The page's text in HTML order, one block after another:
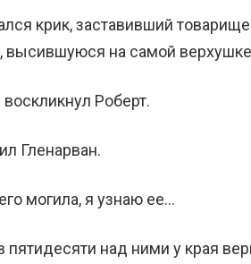
крик, заставивший
высившуюся на самой
Роберт.
Гленарван.
могила, я узнаю ее…
пятидесяти над ними у края